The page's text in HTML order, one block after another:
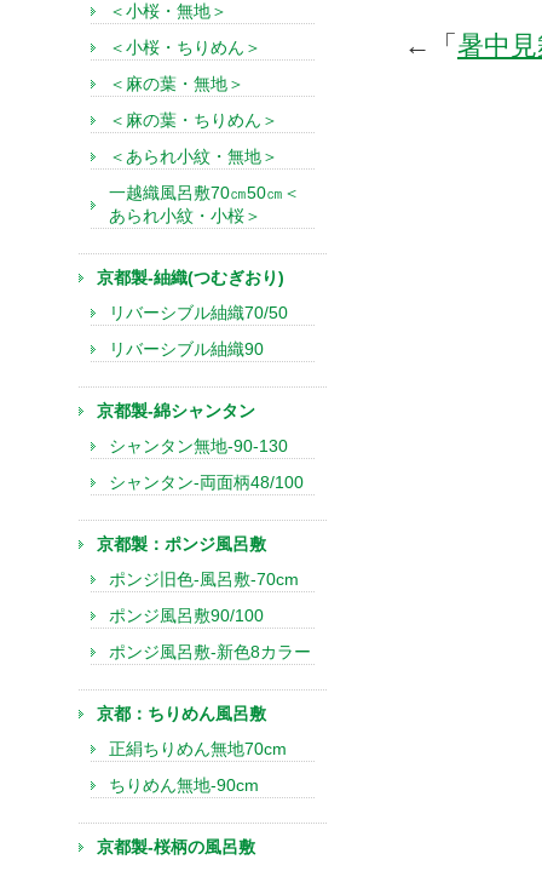
←「 暑中
＜小桜・無地＞
＜小桜・ちりめん＞
＜麻の葉・無地＞
＜麻の葉・ちりめん＞
＜あられ小紋・無地＞
一越織風呂敷70㎝50㎝＜
あられ小紋・小桜＞
京都製-紬織(つむぎおり)
リバーシブル紬織70/50
リバーシブル紬織90
京都製-綿シャンタン
シャンタン無地-90-130
シャンタン-両面柄48/100
京都製：ポンジ風呂敷
ポンジ旧色-風呂敷-70cm
ポンジ風呂敷90/100
ポンジ風呂敷-新色8カラー
京都：ちりめん風呂敷
正絹ちりめん無地70cm
ちりめん無地-90cm
京都製-桜柄の風呂敷